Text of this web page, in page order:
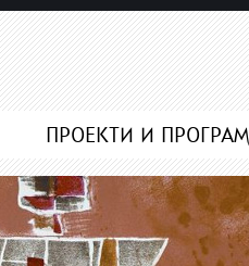
ПРОЕКТИ И